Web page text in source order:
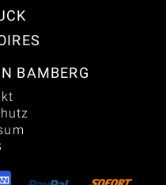
BAMBERG